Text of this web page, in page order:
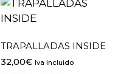
TRAPALLADAS INSIDE
32,00€ Iva incluido